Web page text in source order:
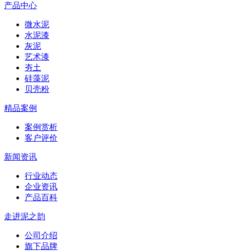
产品中心
微水泥
水泥漆
灰泥
艺术漆
夯土
硅藻泥
贝壳粉
精品案例
案例赏析
客户评价
新闻资讯
行业动态
企业资讯
产品百科
走进泥之韵
公司介绍
旗下品牌